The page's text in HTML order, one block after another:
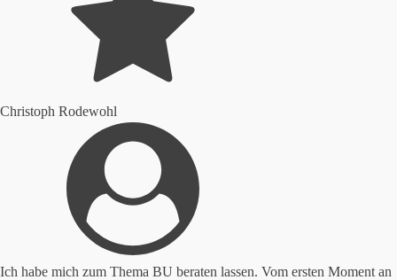
Christoph Rodewohl
Ich habe mich zum Thema BU beraten lassen. Vom ersten Moment an